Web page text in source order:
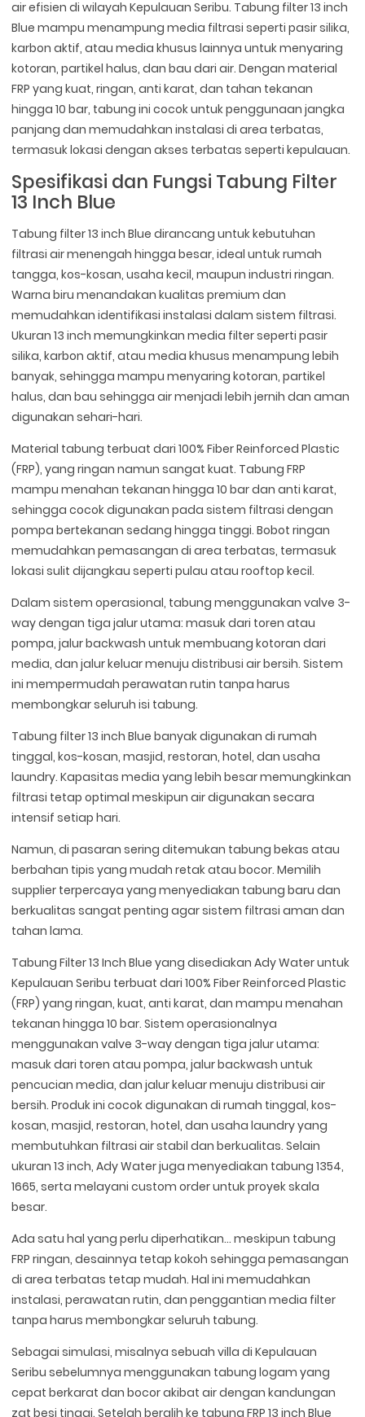
air efisien di wilayah Kepulauan Seribu. Tabung filter 13 inch
Blue mampu menampung media filtrasi seperti pasir silika,
karbon aktif, atau media khusus lainnya untuk menyaring
kotoran, partikel halus, dan bau dari air. Dengan material
FRP yang kuat, ringan, anti karat, dan tahan tekanan
hingga 10 bar, tabung ini cocok untuk penggunaan jangka
panjang dan memudahkan instalasi di area terbatas,
termasuk lokasi dengan akses terbatas seperti kepulauan.
Spesifikasi dan Fungsi Tabung Filter
13 Inch Blue
Tabung filter 13 inch Blue dirancang untuk kebutuhan
filtrasi air menengah hingga besar, ideal untuk rumah
tangga, kos-kosan, usaha kecil, maupun industri ringan.
Warna biru menandakan kualitas premium dan
memudahkan identifikasi instalasi dalam sistem filtrasi.
Ukuran 13 inch memungkinkan media filter seperti pasir
silika, karbon aktif, atau media khusus menampung lebih
banyak, sehingga mampu menyaring kotoran, partikel
halus, dan bau sehingga air menjadi lebih jernih dan aman
digunakan sehari-hari.
Material tabung terbuat dari 100% Fiber Reinforced Plastic
(FRP), yang ringan namun sangat kuat. Tabung FRP
mampu menahan tekanan hingga 10 bar dan anti karat,
sehingga cocok digunakan pada sistem filtrasi dengan
pompa bertekanan sedang hingga tinggi. Bobot ringan
memudahkan pemasangan di area terbatas, termasuk
lokasi sulit dijangkau seperti pulau atau rooftop kecil.
Dalam sistem operasional, tabung menggunakan valve 3-
way dengan tiga jalur utama: masuk dari toren atau
pompa, jalur backwash untuk membuang kotoran dari
media, dan jalur keluar menuju distribusi air bersih. Sistem
ini mempermudah perawatan rutin tanpa harus
membongkar seluruh isi tabung.
Tabung filter 13 inch Blue banyak digunakan di rumah
tinggal, kos-kosan, masjid, restoran, hotel, dan usaha
laundry. Kapasitas media yang lebih besar memungkinkan
filtrasi tetap optimal meskipun air digunakan secara
intensif setiap hari.
Namun, di pasaran sering ditemukan tabung bekas atau
berbahan tipis yang mudah retak atau bocor. Memilih
supplier terpercaya yang menyediakan tabung baru dan
berkualitas sangat penting agar sistem filtrasi aman dan
tahan lama.
Tabung Filter 13 Inch Blue yang disediakan Ady Water untuk
Kepulauan Seribu terbuat dari 100% Fiber Reinforced Plastic
(FRP) yang ringan, kuat, anti karat, dan mampu menahan
tekanan hingga 10 bar. Sistem operasionalnya
menggunakan valve 3-way dengan tiga jalur utama:
masuk dari toren atau pompa, jalur backwash untuk
pencucian media, dan jalur keluar menuju distribusi air
bersih. Produk ini cocok digunakan di rumah tinggal, kos-
kosan, masjid, restoran, hotel, dan usaha laundry yang
membutuhkan filtrasi air stabil dan berkualitas. Selain
ukuran 13 inch, Ady Water juga menyediakan tabung 1354,
1665, serta melayani custom order untuk proyek skala
besar.
Ada satu hal yang perlu diperhatikan… meskipun tabung
FRP ringan, desainnya tetap kokoh sehingga pemasangan
di area terbatas tetap mudah. Hal ini memudahkan
instalasi, perawatan rutin, dan penggantian media filter
tanpa harus membongkar seluruh tabung.
Sebagai simulasi, misalnya sebuah villa di Kepulauan
Seribu sebelumnya menggunakan tabung logam yang
cepat berkarat dan bocor akibat air dengan kandungan
zat besi tinggi. Setelah beralih ke tabung FRP 13 inch Blue